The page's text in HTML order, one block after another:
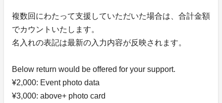
複数回にわたって支援していただいた場合は、合計金額
でカウントいたします。
名入れの表記は最新の入力内容が反映されます。
Below return would be offered for your support.
¥2,000: Event photo data
¥3,000: above+ photo card